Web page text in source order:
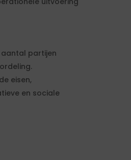
partijen
eisen,
en sociale